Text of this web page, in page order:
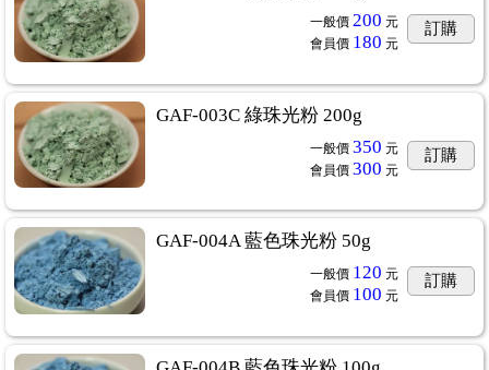
一般價 200 元
會員價 180 元
訂購
GAF-003C 綠珠光粉 200g
一般價 350 元
會員價 300 元
訂購
GAF-004A 藍色珠光粉 50g
一般價 120 元
會員價 100 元
訂購